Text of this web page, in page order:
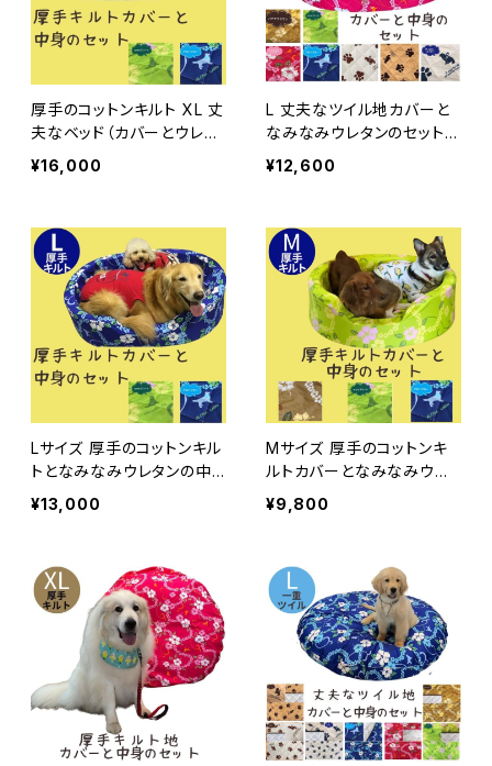
厚手のコットンキルト XL 丈
夫なベッド（カバーとウレタ
ンのセット） なみなみウレタ
ンカドラー 犬 ベッド 介護
¥16,000
L 丈夫なツイル地カバーと
なみなみウレタンのセット
犬 ベッド 介護 オーソペデ
ィックカドラー レトリバーサ
¥12,600
Lサイズ 厚手のコットンキル
トとなみなみウレタンの中
身のセット 丈夫なベッド カ
ドラー 介護 オーソペディッ
¥13,000
Mサイズ 厚手のコットンキ
ルトカバーとなみなみウレ
タンの中身のセット 丈夫の
ベッド カドラー 犬 ベッド
ラー
¥9,800